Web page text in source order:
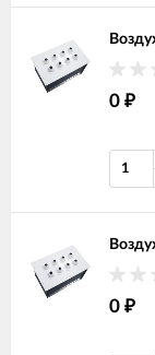
0 ₽
0 ₽